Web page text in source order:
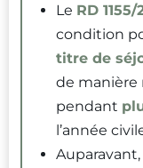
Le RD 1155/
condition
titre de
de manière
pendant
l’année
Auparavant,